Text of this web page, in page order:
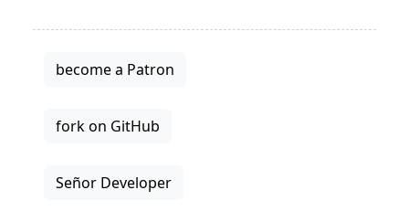
become a Patron
fork on GitHub
Señor Developer